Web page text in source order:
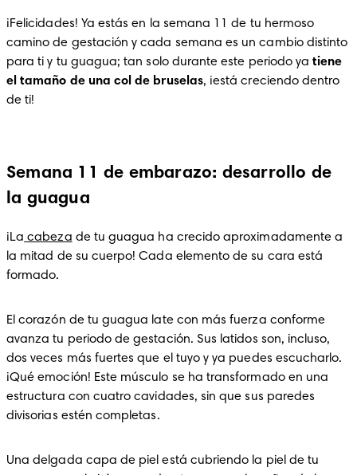
¡Felicidades! Ya estás en la semana 11 de tu hermoso
camino de gestación y cada semana es un cambio distinto
para ti y tu guagua; tan solo durante este periodo ya tiene
el tamaño de una col de bruselas, ¡está creciendo dentro
de ti!
Semana 11 de embarazo: desarrollo de
la guagua
¡La cabeza de tu guagua ha crecido aproximadamente a
la mitad de su cuerpo! Cada elemento de su cara está
formado.
El corazón de tu guagua late con más fuerza conforme
avanza tu periodo de gestación. Sus latidos son, incluso,
dos veces más fuertes que el tuyo y ya puedes escucharlo.
¡Qué emoción! Este músculo se ha transformado en una
estructura con cuatro cavidades, sin que sus paredes
divisorias estén completas.
Una delgada capa de piel está cubriendo la piel de tu